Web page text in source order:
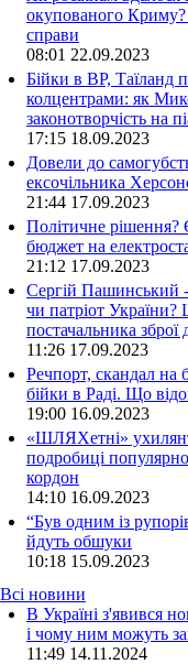
окупованого
справи
08:01 22.09.2023
Бійки в ВР, Таїланд
колцентрами: як
законотворчість на
17:15 18.09.2023
Довели до
ексочільника
21:44 17.09.2023
Політичне рішення?
бюджет на
21:12 17.09.2023
Сергій Пашинський
чи патріот
постачальника
11:26 17.09.2023
Речпорт, скандал на
бійки в Раді. Що
19:00 16.09.2023
«ШЛЯХетні»
подробиці
кордон
14:10 16.09.2023
“Був одним із
йдуть обшуки
10:18 15.09.2023
Всі новини
В Україні з'явився
і чому ним можуть
11:49 14.11.2024